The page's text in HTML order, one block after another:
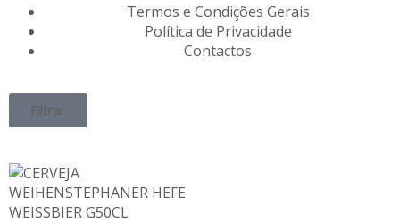
Termos e Condições Gerais
Política de Privacidade
Contactos
Filtrar